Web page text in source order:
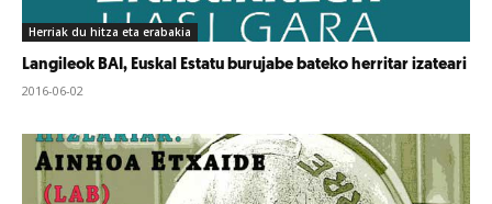
Herriak du hitza eta erabakia
Langileok BAI, Euskal Estatu burujabe bateko herritar izateari
2016-06-02